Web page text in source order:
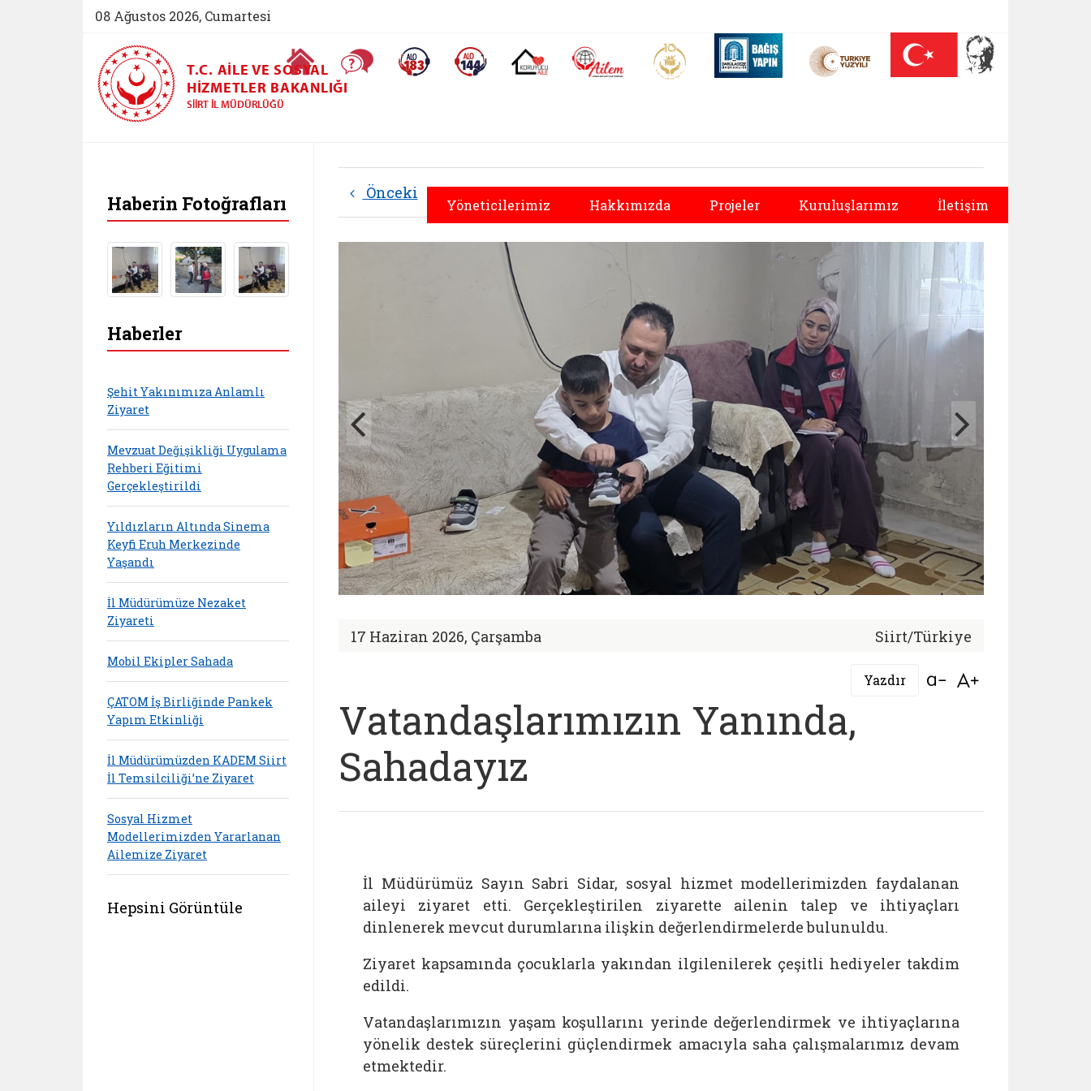
08 Ağustos 2026, Cumartesi
Ana Sayfa Sıkça Sorulan SorularAlo 183 (yeni sekmede açılır)Alo 144 (yeni sekmede açılır)Koruyucu Aile (yeni sekmede açılır)
AİLEM İletişim Merkezi (yeni sekmede açılır)
Aile ve Nüfus On Yılı (yeni sekmede açılır)Darülaceze bağış sayfası (yeni sekmede açılır)
T.C. AILE VE SOSYAL
HIZMETLER BAKANLIĞI
SIIRT İL MÜDÜRLÜĞÜ
Yöneticilerimiz Hakkımızda Projeler Kuruluşlarımız İletişim
Önceki Sonraki
17 Haziran 2026, Çarşamba Siirt/Türkiye
Yazdır Bağlantıyı aç
Vatandaşlarımızın Yanında,
Sahadayız
İl Müdürümüz Sayın Sabri Sidar, sosyal hizmet modellerimizden faydalanan
aileyi ziyaret etti. Gerçekleştirilen ziyarette ailenin talep ve ihtiyaçları
dinlenerek mevcut durumlarına ilişkin değerlendirmelerde bulunuldu.
Ziyaret kapsamında çocuklarla yakından ilgilenilerek çeşitli hediyeler takdim
edildi.
Vatandaşlarımızın yaşam koşullarını yerinde değerlendirmek ve ihtiyaçlarına
yönelik destek süreçlerini güçlendirmek amacıyla saha çalışmalarımız devam
etmektedir.
Haberin Fotoğrafları
Haberler
Şehit Yakınımıza Anlamlı
Ziyaret
Mevzuat Değişikliği Uygulama
Rehberi Eğitimi
Gerçekleştirildi
Yıldızların Altında Sinema
Keyfi Eruh Merkezinde
Yaşandı
İl Müdürümüze Nezaket
Ziyareti
Mobil Ekipler Sahada
ÇATOM İş Birliğinde Pankek
Yapım Etkinliği
İl Müdürümüzden KADEM Siirt
İl Temsilciliği’ne Ziyaret
Sosyal Hizmet
Modellerimizden Yararlanan
Ailemize Ziyaret
Hepsini Görüntüle